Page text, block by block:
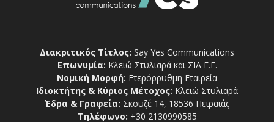
Διακριτικός Τίτλος: Say Yes Communications
Επωνυμία: Κλειώ Στυλιαρά και ΣΙΑ Ε.Ε.
Νομική Μορφή: Ετερόρρυθμη Εταιρεία
Ιδιοκτήτης & Κύριος Μέτοχος: Κλειώ Στυλιαρά
Έδρα & Γραφεία: Σκουζέ 14, 18536 Πειραιάς
Τηλέφωνο: +30 2130990585